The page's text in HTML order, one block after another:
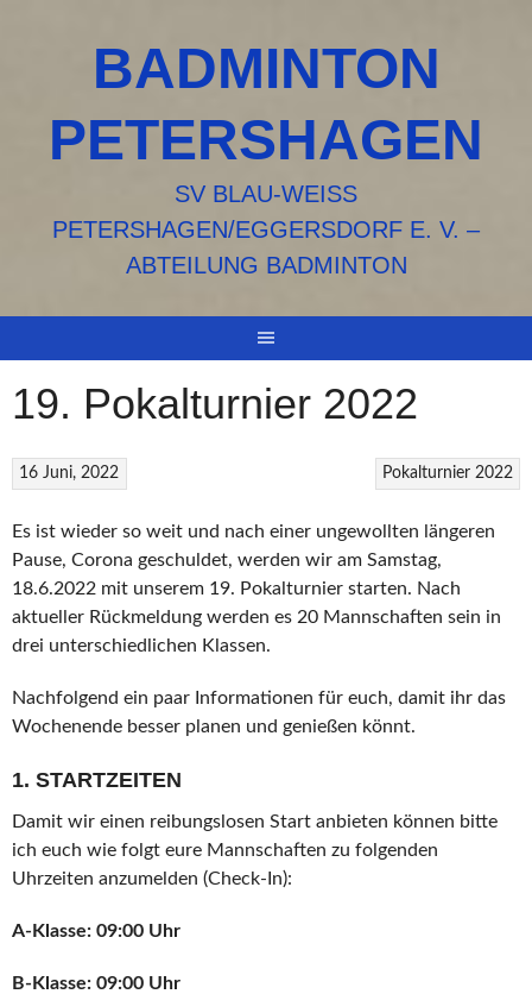
BADMINTON
PETERSHAGEN
SV BLAU-WEISS P
ETERSHAGEN/EGGERSDORF E. V. – A
BTEILUNG BADMINTON
19. Pokalturnier 2022
Pokalturnier 2022
16 Juni, 2022
Es ist wieder so weit und nach einer ungewollten längeren
Pause, Corona geschuldet, werden wir am Samstag,
18.6.2022 mit unserem 19. Pokalturnier starten. Nach
aktueller Rückmeldung werden es 20 Mannschaften sein in
drei unterschiedlichen Klassen.
Nachfolgend ein paar Informationen für euch, damit ihr das
Wochenende besser planen und genießen könnt.
1. STARTZEITEN
Damit wir einen reibungslosen Start anbieten können bitte
ich euch wie folgt eure Mannschaften zu folgenden
Uhrzeiten anzumelden (Check-In):
A-Klasse: 09:00 Uhr
B-Klasse: 09:00 Uhr